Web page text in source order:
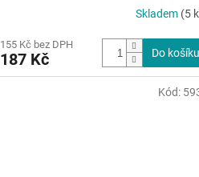
Skladem (5
155 Kč bez DPH
187 Kč Do košíku
Kód: